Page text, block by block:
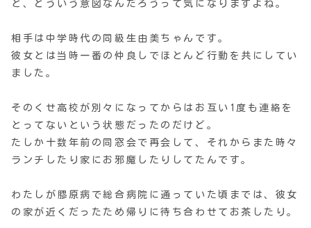
と、どういう意図なんだろうって気になりますよね。
相手は中学時代の同級生由美ちゃんです。
彼女とは当時一番の仲良しでほとんど行動を共にしてい
ました。
そのくせ高校が別々になってからはお互い1度も連絡を
とってないという状態だったのだけど。
たしか十数年前の同窓会で再会して、それからまた時々
ランチしたり家にお邪魔したりしてたんです。
わたしが膠原病で総合病院に通っていた頃までは、彼女
の家が近くだったため帰りに待ち合わせてお茶したり。